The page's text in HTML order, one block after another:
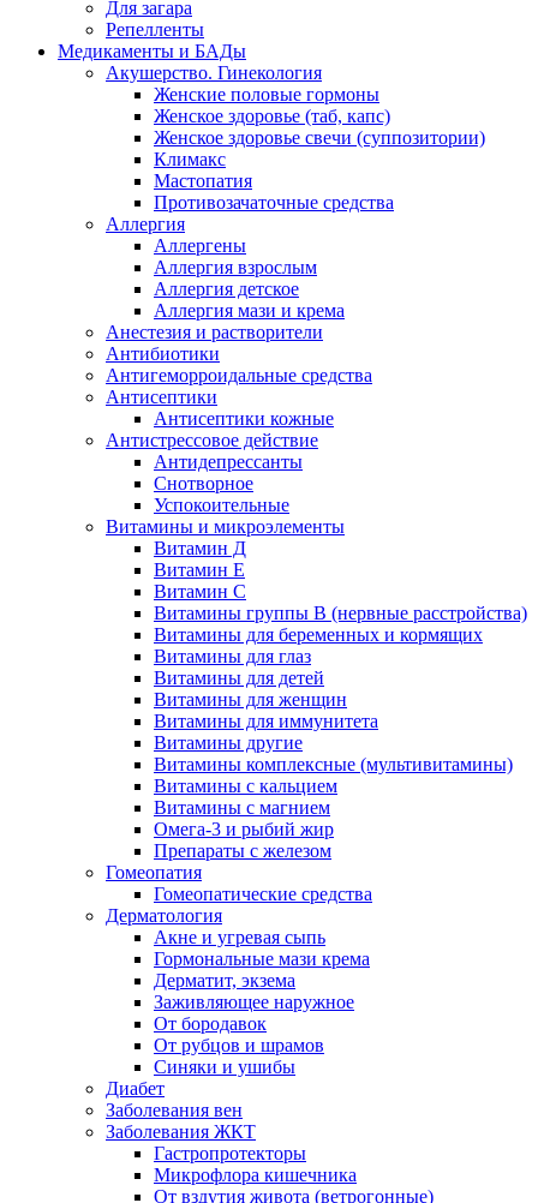
Для загара
Репелленты
Медикаменты и БАДы
Акушерство. Гинекология
Женские половые гормоны
Женское здоровье (таб, капс)
Женское здоровье свечи (суппозитории)
Климакс
Мастопатия
Противозачаточные средства
Аллергия
Аллергены
Аллергия взрослым
Аллергия детское
Аллергия мази и крема
Анестезия и растворители
Антибиотики
Антигеморроидальные средства
Антисептики
Антисептики кожные
Антистрессовое действие
Антидепрессанты
Снотворное
Успокоительные
Витамины и микроэлементы
Витамин Д
Витамин Е
Витамин С
Витамины группы В (нервные расстройства)
Витамины для беременных и кормящих
Витамины для глаз
Витамины для детей
Витамины для женщин
Витамины для иммунитета
Витамины другие
Витамины комплексные (мультивитамины)
Витамины с кальцием
Витамины с магнием
Омега-3 и рыбий жир
Препараты с железом
Гомеопатия
Гомеопатические средства
Дерматология
Акне и угревая сыпь
Гормональные мази крема
Дерматит, экзема
Заживляющее наружное
От бородавок
От рубцов и шрамов
Синяки и ушибы
Диабет
Заболевания вен
Заболевания ЖКТ
Гастропротекторы
Микрофлора кишечника
От вздутия живота (ветрогонные)